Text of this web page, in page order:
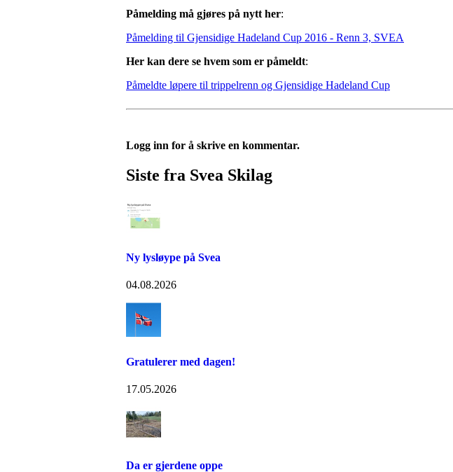
Påmelding må gjøres på nytt her:
Påmelding til Gjensidige Hadeland Cup 2016 - Renn 3, SVEA
Her kan dere se hvem som er påmeldt:
Påmeldte løpere til trippelrenn og Gjensidige Hadeland Cup
Logg inn for å skrive en kommentar.
Siste fra Svea Skilag
Ny lysløype på Svea
04.08.2026
Gratulerer med dagen!
17.05.2026
Da er gjerdene oppe